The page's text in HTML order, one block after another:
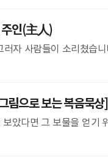
인(主人)
러자 사람들이 소리쳤습
림으로 보는 복음묵상
았다면 그 보물을 얻기